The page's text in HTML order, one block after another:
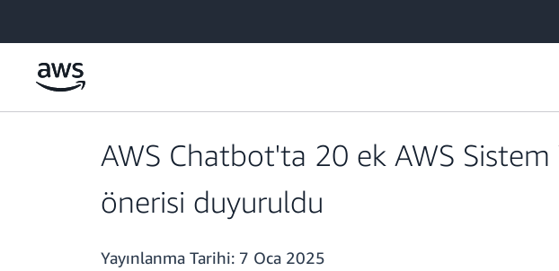
AWS Chatbot'ta 20 ek AWS Sistem
önerisi duyuruldu
Yayınlanma Tarihi: 7 Oca 2025